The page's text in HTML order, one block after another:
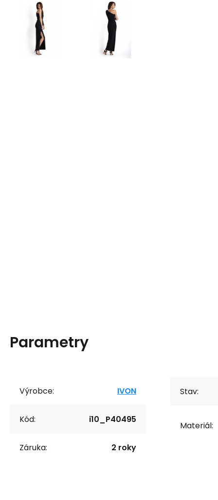
Parametry
Výrobce: IVON
Kód: i10_P40495
Záruka: 2 roky
Stav:
Materiál: